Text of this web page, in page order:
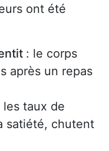
ont été
: le corps
après un repas
les taux de
satiété, chutent